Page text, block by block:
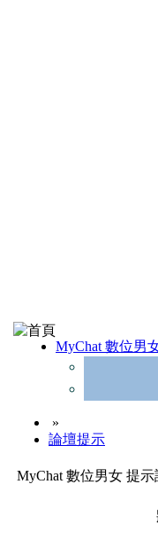
MyChat 數位男
»
論壇提示
MyChat 數位男女 提示